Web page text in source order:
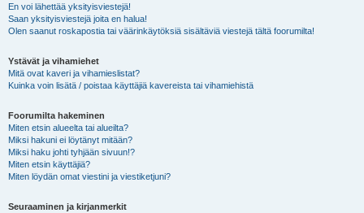
En voi lähettää yksityisviestejä!
Saan yksityisviestejä joita en halua!
Olen saanut roskapostia tai väärinkäytöksiä sisältäviä viestejä tältä foorumilta!
Ystävät ja vihamiehet
Mitä ovat kaveri ja vihamieslistat?
Kuinka voin lisätä / poistaa käyttäjiä kavereista tai vihamiehistä
Foorumilta hakeminen
Miten etsin alueelta tai alueilta?
Miksi hakuni ei löytänyt mitään?
Miksi haku johti tyhjään sivuun!?
Miten etsin käyttäjiä?
Miten löydän omat viestini ja viestiketjuni?
Seuraaminen ja kirjanmerkit